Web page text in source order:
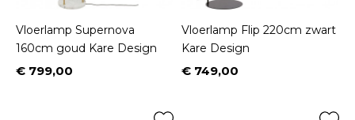
Vloerlamp Supernova
160cm goud Kare Design
Prijs
€ 799,00
Vloerlamp Flip 220cm zwart
Kare Design
Prijs
€ 749,00